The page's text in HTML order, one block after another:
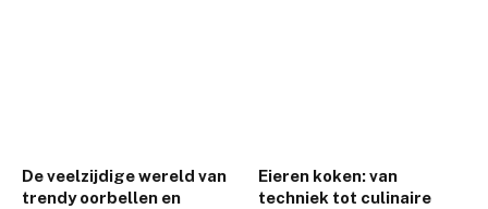
De veelzijdige wereld van
trendy oorbellen en
Eieren koken: van
techniek tot culinaire